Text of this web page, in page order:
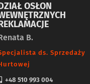
OSŁON
B.
ds. Sprzedaży
+48 510 993 004